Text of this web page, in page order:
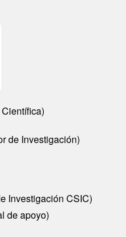
de Investigación)
Investigación CSIC)
de apoyo)